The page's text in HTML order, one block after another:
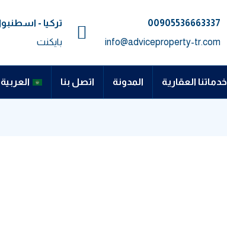
00905536663337⁩
info@adviceproperty-tr.com
تركيا -
بايكنت
خدماتنا العقارية المدونة اتصل بنا العربية